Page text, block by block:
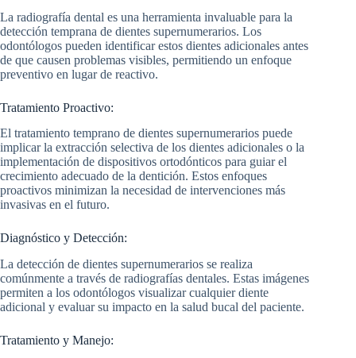
La radiografía dental es una herramienta invaluable para la
detección temprana de dientes supernumerarios. Los
odontólogos pueden identificar estos dientes adicionales antes
de que causen problemas visibles, permitiendo un enfoque
preventivo en lugar de reactivo.
Tratamiento Proactivo:
El tratamiento temprano de dientes supernumerarios puede
implicar la extracción selectiva de los dientes adicionales o la
implementación de dispositivos ortodónticos para guiar el
crecimiento adecuado de la dentición. Estos enfoques
proactivos minimizan la necesidad de intervenciones más
invasivas en el futuro.
Diagnóstico y Detección:
La detección de dientes supernumerarios se realiza
comúnmente a través de radiografías dentales. Estas imágenes
permiten a los odontólogos visualizar cualquier diente
adicional y evaluar su impacto en la salud bucal del paciente.
Tratamiento y Manejo: